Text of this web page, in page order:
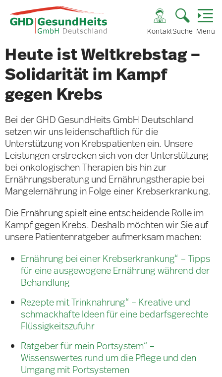
KontaktSuche Menü
Heute ist Weltkrebstag –
Solidarität im Kampf
gegen Krebs
Bei der GHD GesundHeits GmbH Deutschland
setzen wir uns leidenschaftlich für die
Unterstützung von Krebspatienten ein. Unsere
Leistungen erstrecken sich von der Unterstützung
bei onkologischen Therapien bis hin zur
Ernährungsberatung und Ernährungstherapie bei
Mangelernährung in Folge einer Krebserkrankung.
Die Ernährung spielt eine entscheidende Rolle im
Kampf gegen Krebs. Deshalb möchten wir Sie auf
unsere Patientenratgeber aufmerksam machen:
Ernährung bei einer Krebserkrankung“ – Tipps
für eine ausgewogene Ernährung während der
Behandlung
Rezepte mit Trinknahrung“ – Kreative und
schmackhafte Ideen für eine bedarfsgerechte
Flüssigkeitszufuhr
Ratgeber für mein Portsystem“ –
Wissenswertes rund um die Pflege und den
Umgang mit Portsystemen